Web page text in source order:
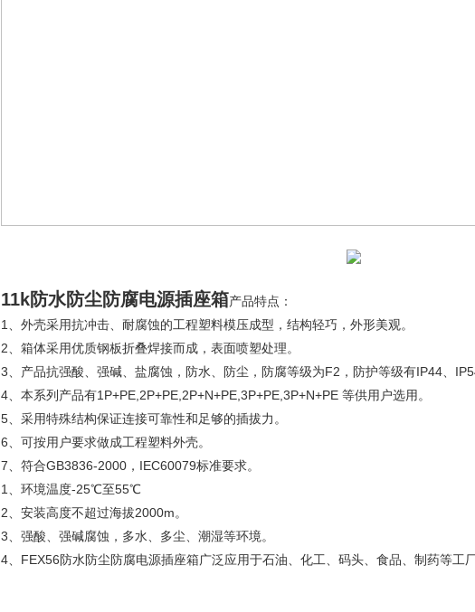
11k防水防尘防腐电源插座箱产品特点：
1、外壳采用抗冲击、耐腐蚀的工程塑料模压成型，结构轻巧，外形美观。
2、箱体采用优质钢板折叠焊接而成，表面喷塑处理。
3、产品抗强酸、强碱、盐腐蚀，防水、防尘，防腐等级为F2，防护等级有IP44、
4、本系列产品有1P+PE,2P+PE,2P+N+PE,3P+PE,3P+N+PE 等供用户选用。
5、采用特殊结构保证连接可靠性和足够的插拔力。
6、可按用户要求做成工程塑料外壳。
7、符合GB3836-2000，IEC60079标准要求。
1、环境温度-25℃至55℃
2、安装高度不超过海拔2000m。
3、强酸、强碱腐蚀，多水、多尘、潮湿等环境。
4、FEX56防水防尘防腐电源插座箱广泛应用于石油、化工、码头、食品、制药等工厂